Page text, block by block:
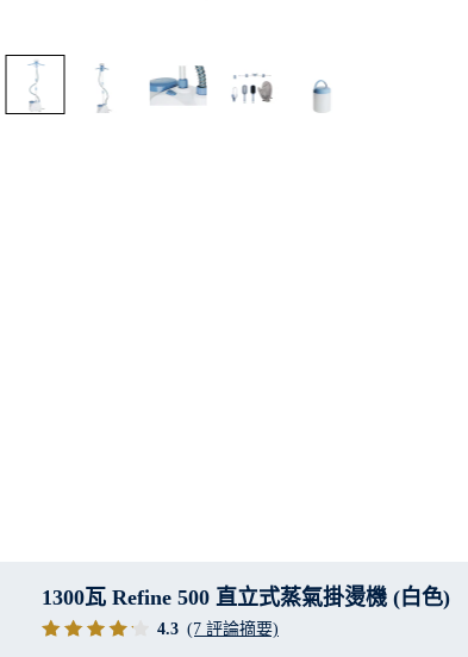
1300瓦 Refine 500 直立式蒸氣掛燙機 (白色)
4.3 (7 評論摘要)